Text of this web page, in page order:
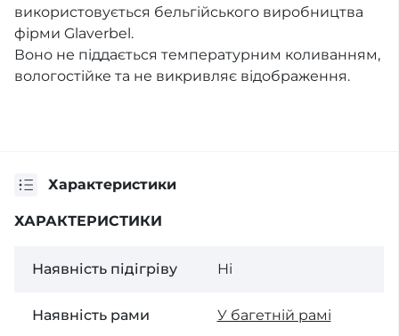
використовується бельгійського виробництва
фірми Glaverbel.
Воно не піддається температурним коливанням,
вологостійке та не викривляє відображення.
Характеристики
ХАРАКТЕРИСТИКИ
Наявність підігріву Ні
Наявність рами У багетній рамі